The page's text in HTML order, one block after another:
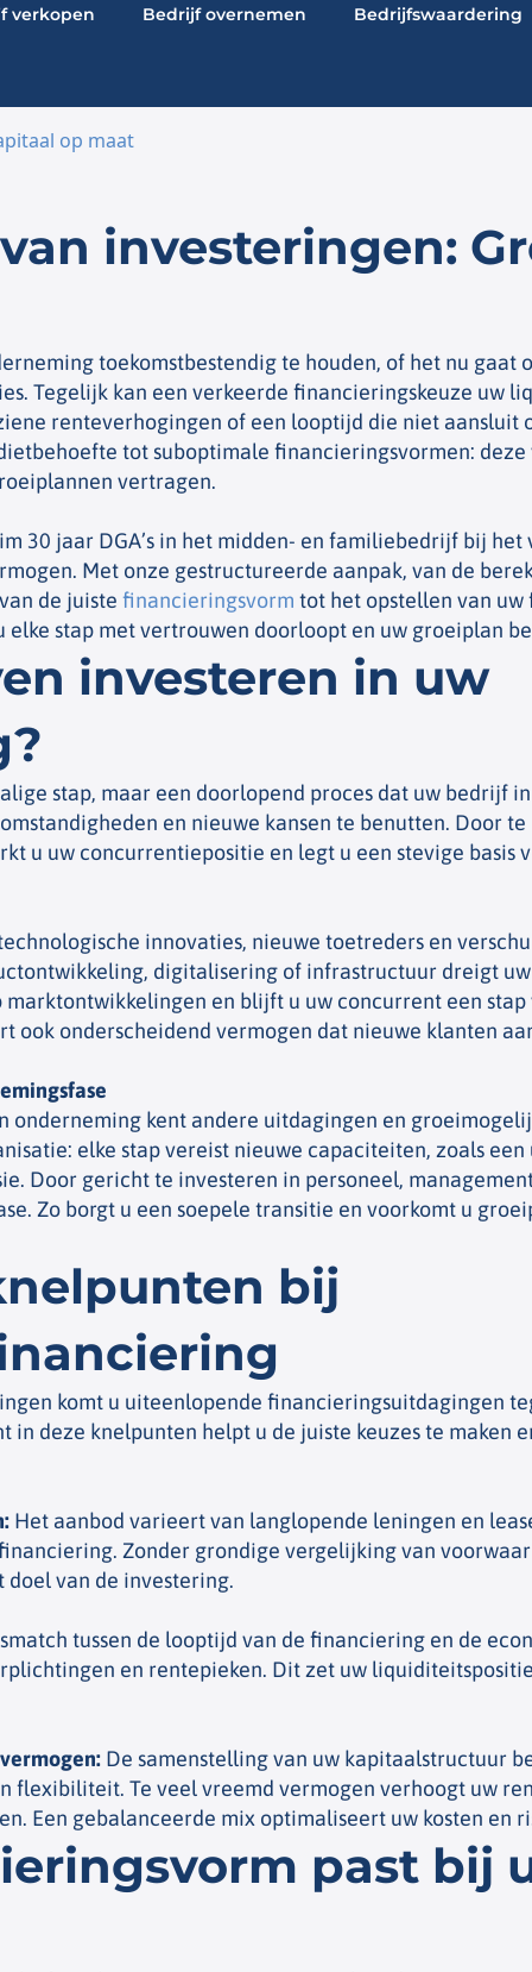
verkopen Bedrijf overnemen Bedrijfswaardering
op maat
investeringen:
toekomstbestendig te houden, of het nu
Tegelijk kan een verkeerde financieringskeuze uw
renteverhogingen of een looptijd die niet aansluit
tot suboptimale financieringsvormen:
vertragen.
30 jaar DGA’s in het midden- en familiebedrijf bij
Met onze gestructureerde aanpak, van de
de juiste financieringsvorm tot het opstellen van
elke stap met vertrouwen doorloopt en uw groeiplan
investeren in uw
stap, maar een doorlopend proces dat uw bedrijf
en nieuwe kansen te benutten. Door
u uw concurrentiepositie en legt u een stevige basis
innovaties, nieuwe toetreders en
digitalisering of infrastructuur dreigt
en blijft u uw concurrent een
ook onderscheidend vermogen dat nieuwe klanten
onderneming kent andere uitdagingen en
elke stap vereist nieuwe capaciteiten, zoals
Door gericht te investeren in personeel,
Zo borgt u een soepele transitie en voorkomt u
bij
komt u uiteenlopende financieringsuitdagingen
deze knelpunten helpt u de juiste keuzes te maken
: Het aanbod varieert van langlopende leningen en
Zonder grondige vergelijking van
van de investering.
tussen de looptijd van de financiering en de
en rentepieken. Dit zet uw
: De samenstelling van uw kapitaalstructuur
flexibiliteit. Te veel vreemd vermogen verhoogt uw
Een gebalanceerde mix optimaliseert uw kosten en
past bij